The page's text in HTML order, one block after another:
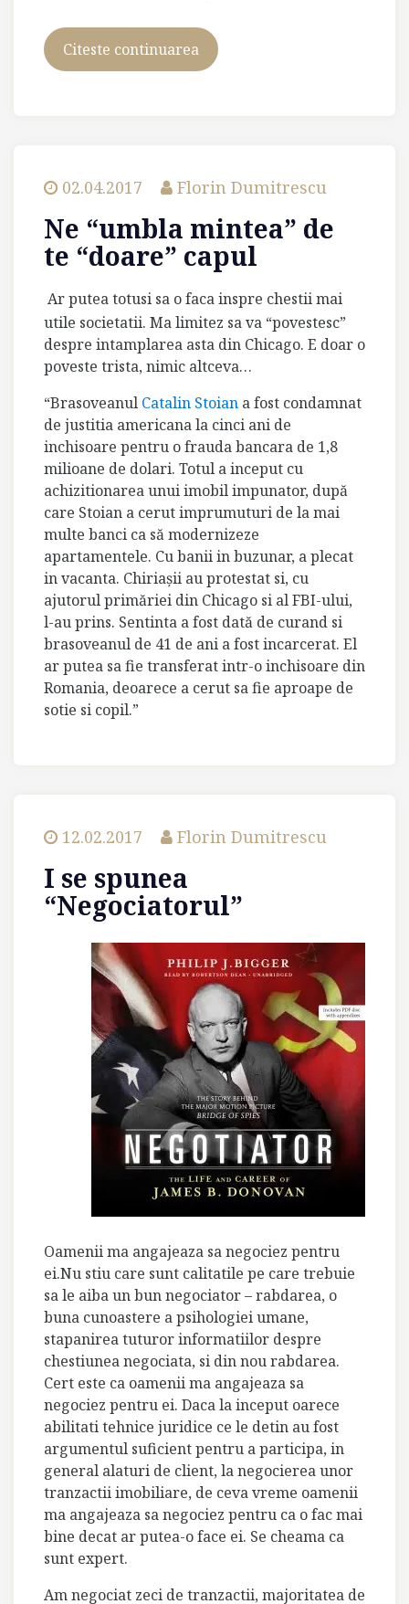
Citeste continuarea Italia
e
e
02.04.2017 Florin Dumitrescu
Ne “umbla mintea” de
te “doare” capul
Ar putea totusi sa o faca inspre chestii mai
utile societatii. Ma limitez sa va “povestesc”
despre intamplarea asta din Chicago. E doar o
poveste trista, nimic altceva…
“Brasoveanul Catalin Stoian a fost condamnat
de justitia americana la cinci ani de
inchisoare pentru o frauda bancara de 1,8
milioane de dolari. Totul a inceput cu
achizitionarea unui imobil impunator, după
care Stoian a cerut imprumuturi de la mai
multe banci ca să modernizeze
apartamentele. Cu banii in buzunar, a plecat
in vacanta. Chiriaşii au protestat si, cu
ajutorul primăriei din Chicago si al FBI-ului,
l-au prins. Sentinta a fost dată de curand si
brasoveanul de 41 de ani a fost incarcerat. El
ar putea sa fie transferat intr-o inchisoare din
Romania, deoarece a cerut sa fie aproape de
sotie si copil.”
12.02.2017 Florin Dumitrescu
I se spunea
“Negociatorul”
Oamenii ma angajeaza sa negociez pentru
ei.Nu stiu care sunt calitatile pe care trebuie
sa le aiba un bun negociator – rabdarea, o
buna cunoastere a psihologiei umane,
stapanirea tuturor informatiilor despre
chestiunea negociata, si din nou rabdarea.
Cert este ca oamenii ma angajeaza sa
negociez pentru ei. Daca la inceput oarece
abilitati tehnice juridice ce le detin au fost
argumentul suficient pentru a participa, in
general alaturi de client, la negocierea unor
tranzactii imobiliare, de ceva vreme oamenii
ma angajeaza sa negociez pentru ca o fac mai
bine decat ar putea-o face ei. Se cheama ca
sunt expert.
Am negociat zeci de tranzactii, majoritatea de